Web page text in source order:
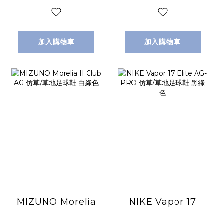
加入購物車 加入購物車
MIZUNO Morelia
NIKE Vapor 17